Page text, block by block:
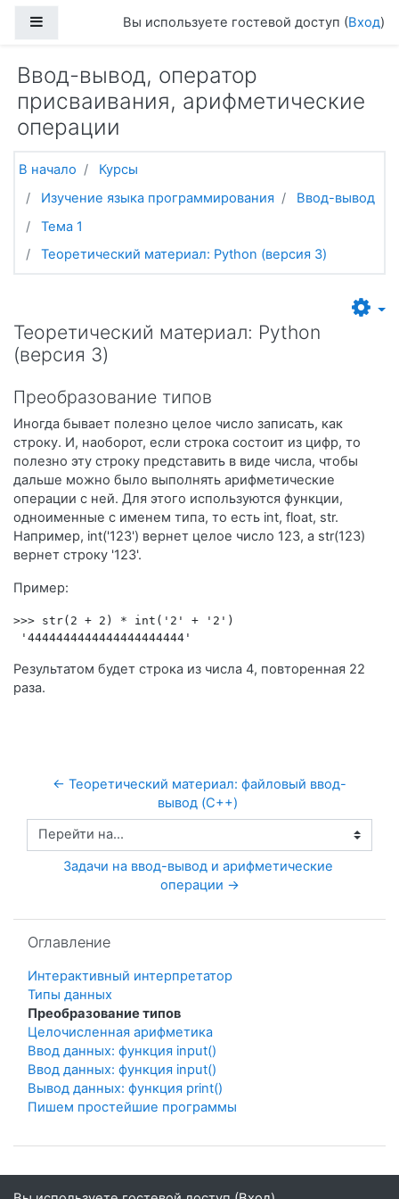
Боковая панельВы используете гостевой доступ (Вход)
Ввод-вывод, оператор
присваивания, арифметические
операции
В начало
Курсы
Изучение языка программирования
Ввод-вывод
Тема 1
Теоретический материал: Python (версия 3)
Теоретический материал: Python
(версия 3)
Преобразование типов
Иногда бывает полезно целое число записать, как
строку. И, наоборот, если строка состоит из цифр, то
полезно эту строку представить в виде числа, чтобы
дальше можно было выполнять арифметические
операции с ней. Для этого используются функции,
одноименные с именем типа, то есть int, float, str.
Например, int('123') вернет целое число 123, а str(123)
вернет строку '123'.
Пример:
>>> str(2 + 2) * int('2' + '2')
'4444444444444444444444'
Результатом будет строка из числа 4, повторенная 22
раза.
← Теоретический материал: файловый ввод-
вывод (C++)
Перейти на...
Задачи на ввод-вывод и арифметические
операции →
Оглавление
Интерактивный интерпретатор
Типы данных
Преобразование типов
Целочисленная арифметика
Ввод данных: функция input()
Ввод данных: функция input()
Вывод данных: функция print()
Пишем простейшие программы